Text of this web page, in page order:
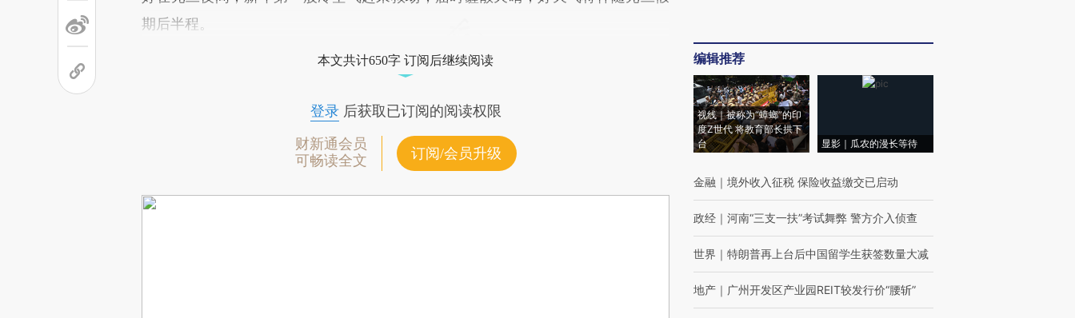
期后半程。
本文共计650字 订阅后继续阅读
登录后获取已订阅的阅读权限
财新通会员
可畅读全文
订阅/会员升级
编辑推荐
视线｜被称为“蟑螂”的印
度Z世代 将教育部长拱下
台
显影｜瓜农的漫长等待
金融 ｜ 境外收入征税 保险收益缴交已启动
政经 ｜ 河南“三支一扶”考试舞弊 警方介入侦查
世界 ｜ 特朗普再上台后中国留学生获签数量大减
地产 ｜ 广州开发区产业园REIT较发行价“腰斩”